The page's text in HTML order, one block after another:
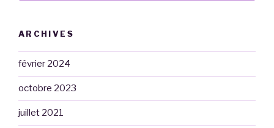
ARCHIVES
février 2024
octobre 2023
juillet 2021